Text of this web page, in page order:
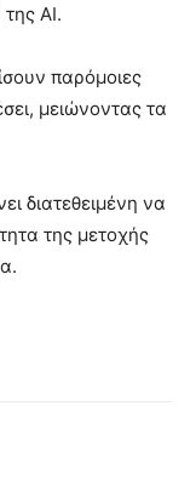
AI.
παρόμοιες
μειώνοντας τα
διατεθειμένη να
της μετοχής